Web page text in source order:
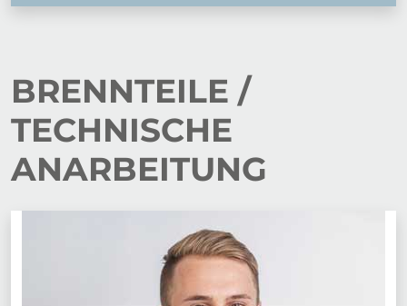
BRENNTEILE /
TECHNISCHE
ANARBEITUNG